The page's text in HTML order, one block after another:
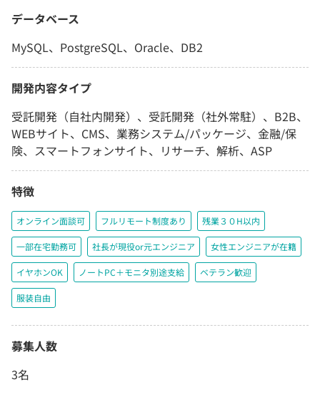
データベース
MySQL、PostgreSQL、Oracle、DB2
開発内容タイプ
受託開発（自社内開発）、受託開発（社外常駐）、B2B、
WEBサイト、CMS、業務システム/パッケージ、金融/保
険、スマートフォンサイト、リサーチ、解析、ASP
特徴
オンライン面談可 フルリモート制度あり 残業３０H以内
一部在宅勤務可 社長が現役or元エンジニア 女性エンジニアが在籍
イヤホンOK ノートPC＋モニタ別途支給 ベテラン歓迎
服装自由
募集人数
3名